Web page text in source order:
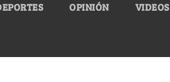
OPINIÓN VIDEOS